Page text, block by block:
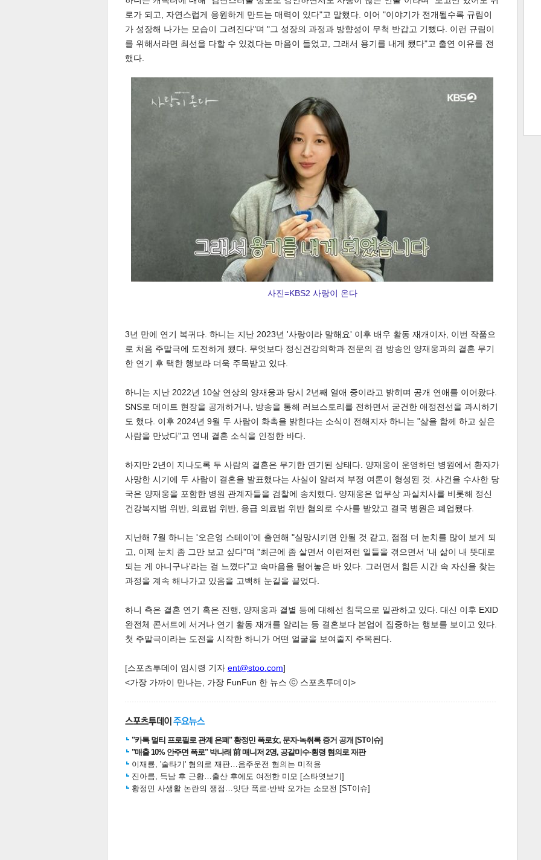
공유
터 공
유
공유 버블
로그
달기
게 소
사 하기
로가 되고, 자연스럽게 응원하게 만드는 매력이 있다"고 말했다. 이어 "이야기가 전개될수록 규림이
가 성장해 나가는 모습이 그려진다"며 "그 성장의 과정과 방향성이 무척 반갑고 기뻤다. 이런 규림이
를 위해서라면 최선을 다할 수 있겠다는 마음이 들었고, 그래서 용기를 내게 됐다"고 출연 이유를 전
했다.
사진=KBS2 사랑이 온다
3년 만에 연기 복귀다. 하니는 지난 2023년 '사랑이라 말해요' 이후 배우 활동 재개이자, 이번 작품으
로 처음 주말극에 도전하게 됐다. 무엇보다 정신건강의학과 전문의 겸 방송인 양재웅과의 결혼 무기
한 연기 후 택한 행보라 더욱 주목받고 있다.
하니는 지난 2022년 10살 연상의 양재웅과 당시 2년째 열애 중이라고 밝히며 공개 연애를 이어왔다.
SNS로 데이트 현장을 공개하거나, 방송을 통해 러브스토리를 전하면서 굳건한 애정전선을 과시하기
도 했다. 이후 2024년 9월 두 사람이 화촉을 밝힌다는 소식이 전해지자 하니는 "삶을 함께 하고 싶은
사람을 만났다"고 연내 결혼 소식을 인정한 바다.
하지만 2년이 지나도록 두 사람의 결혼은 무기한 연기된 상태다. 양재웅이 운영하던 병원에서 환자가
사망한 시기에 두 사람이 결혼을 발표했다는 사실이 알려져 부정 여론이 형성된 것. 사건을 수사한 당
국은 양재웅을 포함한 병원 관계자들을 검찰에 송치했다. 양재웅은 업무상 과실치사를 비롯해 정신
건강복지법 위반, 의료법 위반, 응급 의료법 위반 혐의로 수사를 받았고 결국 병원은 폐업됐다.
지난해 7월 하니는 '오은영 스테이'에 출연해 "실망시키면 안될 것 같고, 점점 더 눈치를 많이 보게 되
고, 이제 눈치 좀 그만 보고 싶다"며 "최근에 좀 살면서 이런저런 일들을 겪으면서 '내 삶이 내 뜻대로
되는 게 아니구나'라는 걸 느꼈다"고 속마음을 털어놓은 바 있다. 그러면서 힘든 시간 속 자신을 찾는
과정을 계속 해나가고 있음을 고백해 눈길을 끌었다.
하니 측은 결혼 연기 혹은 진행, 양재웅과 결별 등에 대해선 침묵으로 일관하고 있다. 대신 이후 EXID
완전체 콘서트에 서거나 연기 활동 재개를 알리는 등 결혼보다 본업에 집중하는 행보를 보이고 있다.
첫 주말극이라는 도전을 시작한 하니가 어떤 얼굴을 보여줄지 주목된다.
[스포츠투데이 임시령 기자 ent@stoo.com]
<가장 가까이 만나는, 가장 FunFun 한 뉴스 ⓒ 스포츠투데이>
"카톡 멀티 프로필로 관계 은폐" 황정민 폭로女, 문자·녹취록 증거 공개 [ST이슈]
"매출 10% 안주면 폭로" 박나래 前 매니저 2명, 공갈미수·횡령 혐의로 재판
이재룡, '술타기' 혐의로 재판…음주운전 혐의는 미적용
진아름, 득남 후 근황…출산 후에도 여전한 미모 [스타엿보기]
황정민 사생활 논란의 쟁점…잇단 폭로·반박 오가는 소모전 [ST이슈]